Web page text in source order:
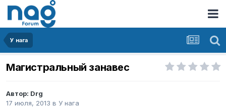
У нага
Магистральный занaвес
Автор: Drg
17 июля, 2013 в У нага